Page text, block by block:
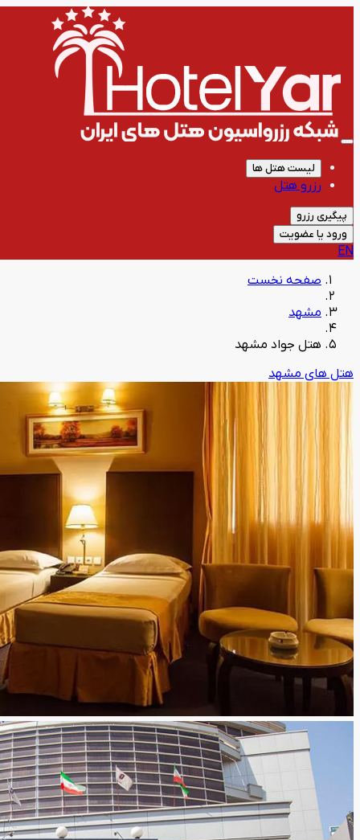
لیست هتل ها
رزرو هتل
پیگیری رزرو
ورود یا عضویت
EN
صفحه نخست
مشهد
هتل جواد مشهد
هتل های مشهد